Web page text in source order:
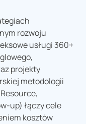
rozwoju
usługi 360+
projekty
metodologii
up) łączy cele
kosztów